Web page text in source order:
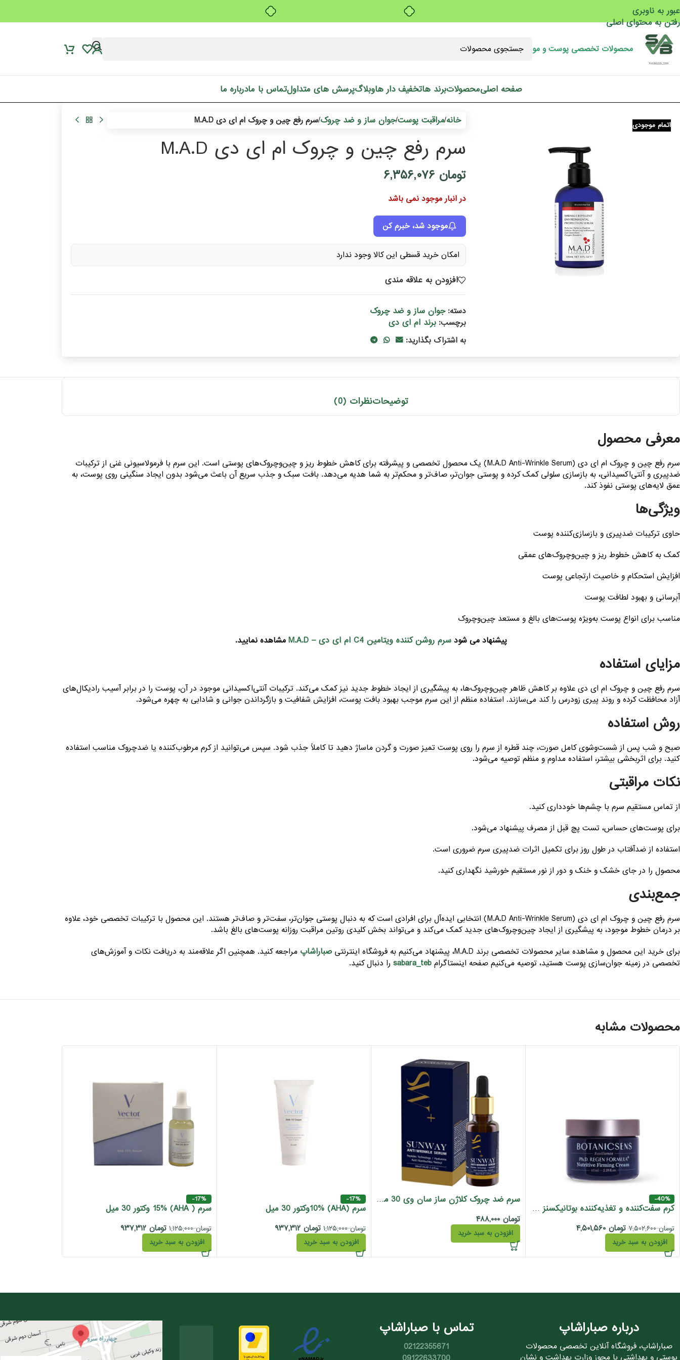
عبور به ناوبری
رفتن به محتوای اصلی
محصولات تخصصی پوست و مو
صفحه اصلیمحصولاتبرند هاتخفیف دار هاوبلاگپرسش های متداولتماس با مادرباره ما
اتمام موجودی خانه/مراقبت پوست/جوان ساز و ضد چروک/سرم رفع چین و چروک ام ای دی M.A.D
سرم رفع چین و چروک ام ای دی M.A.D
تومان ۶,۳۵۶,۰۷۶
در انبار موجود نمی باشد
موجود شد، خبرم کن
امکان خرید قسطی این کالا وجود ندارد
افزودن به علاقه مندی
دسته: جوان ساز و ضد چروک
برچسب: برند ام ای دی
به اشتراک بگذارید:
توضیحاتنظرات (0)
معرفی محصول
سرم رفع چین و چروک ام ای دی (M.A.D Anti-Wrinkle Serum) یک محصول تخصصی و پیشرفته برای کاهش خطوط ریز و چین‌وچروک‌های پوستی است. این سرم با فرمولاسیونی غنی از ترکیبات
ضدپیری و آنتی‌اکسیدانی، به بازسازی سلولی کمک کرده و پوستی جوان‌تر، صاف‌تر و محکم‌تر به شما هدیه می‌دهد. بافت سبک و جذب سریع آن باعث می‌شود بدون ایجاد سنگینی روی پوست، به
عمق لایه‌های پوستی نفوذ کند.
ویژگی‌ها
حاوی ترکیبات ضدپیری و بازسازی‌کننده پوست
کمک به کاهش خطوط ریز و چین‌وچروک‌های عمقی
افزایش استحکام و خاصیت ارتجاعی پوست
آبرسانی و بهبود لطافت پوست
مناسب برای انواع پوست به‌ویژه پوست‌های بالغ و مستعد چین‌وچروک
پیشنهاد می شودسرم روشن کننده ویتامین C4 ام ای دی – M.A.D مشاهده نمایید.
مزایای استفاده
سرم رفع چین و چروک ام ای دی علاوه بر کاهش ظاهر چین‌وچروک‌ها، به پیشگیری از ایجاد خطوط جدید نیز کمک می‌کند. ترکیبات آنتی‌اکسیدانی موجود در آن، پوست را در برابر آسیب رادیکال‌های
آزاد محافظت کرده و روند پیری زودرس را کند می‌سازند. استفاده منظم از این سرم موجب بهبود بافت پوست، افزایش شفافیت و بازگرداندن جوانی و شادابی به چهره می‌شود.
روش استفاده
صبح و شب پس از شست‌وشوی کامل صورت، چند قطره از سرم را روی پوست تمیز صورت و گردن ماساژ دهید تا کاملاً جذب شود. سپس می‌توانید از کرم مرطوب‌کننده یا ضدچروک مناسب استفاده
کنید. برای اثربخشی بیشتر، استفاده مداوم و منظم توصیه می‌شود.
نکات مراقبتی
از تماس مستقیم سرم با چشم‌ها خودداری کنید.
برای پوست‌های حساس، تست پچ قبل از مصرف پیشنهاد می‌شود.
استفاده از ضدآفتاب در طول روز برای تکمیل اثرات ضدپیری سرم ضروری است.
محصول را در جای خشک و خنک و دور از نور مستقیم خورشید نگهداری کنید.
جمع‌بندی
سرم رفع چین و چروک ام ای دی (M.A.D Anti-Wrinkle Serum) انتخابی ایده‌آل برای افرادی است که به دنبال پوستی جوان‌تر، سفت‌تر و صاف‌تر هستند. این محصول با ترکیبات تخصصی خود، علاوه
بر درمان خطوط موجود، به پیشگیری از ایجاد چین‌وچروک‌های جدید کمک می‌کند و می‌تواند بخش کلیدی روتین مراقبت روزانه پوست‌های بالغ باشد.
برای خرید این محصول و مشاهده سایر محصولات تخصصی برند M.A.D، پیشنهاد می‌کنیم به فروشگاه اینترنتی
صباراشاپ مراجعه کنید. همچنین اگر علاقه‌مند به دریافت نکات و آموزش‌های
تخصصی در زمینه جوان‌سازی پوست هستید، توصیه می‌کنیم صفحه اینستاگرام sabara_teb را دنبال کنید.
محصولات مشابه
-40%
کرم سفت‌کننده و تغذیه‌کننده بوتانیکسنز مدل Nutritive Firming
تومان۷,۵۰۲,۶۰۰ تومان
افزودن به سبد خرید
سرم ضد چروک کلاژن ساز سان وی 30 میل
تومان
افزودن به سبد خرید
-17%
سرم (AHA) 10%وکتور 30 میل
تومان۱,۱۲۵,۰۰۰ تومان
افزودن به سبد خرید
-17%
سرم ( AHA) 15% وکتور 30 میل
تومان۱,۱۲۵,۰۰۰ تومان
افزودن به سبد خرید
درباره صباراشاپ
صباراشاپ، فروشگاه آنلاین تخصصی محصولات
پوستی و بهداشتی با مجوز وزارت بهداشت و نشان
تماس با صباراشاپ
02122355671